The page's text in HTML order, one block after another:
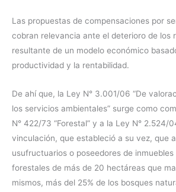
Las propuestas de compensaciones por
cobran relevancia ante el deterioro de los
resultante de un modelo económico
productividad y la rentabilidad.
De ahí que, la Ley N° 3.001/06 “De
los servicios ambientales” surge como
N° 422/73 “Forestal” y a la Ley N° 2.524/
vinculación, que estableció a su vez, que
usufructuarios o poseedores de
forestales de más de 20 hectáreas que
mismos, más del 25% de los bosques